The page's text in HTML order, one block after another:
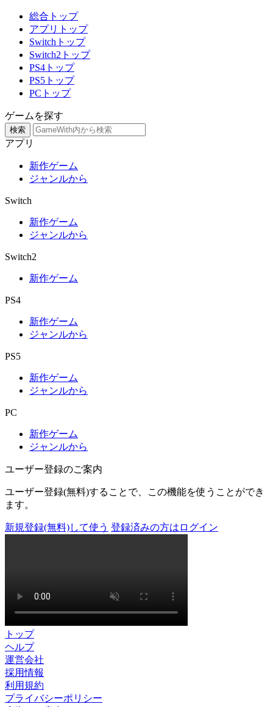
総合トップ
アプリトップ
Switchトップ
Switch2トップ
PS4トップ
PS5トップ
PCトップ
ゲームを探す
検索
アプリ
新作ゲーム
ジャンルから
Switch
新作ゲーム
ジャンルから
Switch2
新作ゲーム
PS4
新作ゲーム
ジャンルから
PS5
新作ゲーム
ジャンルから
PC
新作ゲーム
ジャンルから
ユーザー登録のご案内
ユーザー登録(無料)することで、この機能を使うことができ
ます。
新規登録(無料)して使う 登録済みの方はログイン
トップ
ヘルプ
運営会社
採用情報
利用規約
プライバシーポリシー